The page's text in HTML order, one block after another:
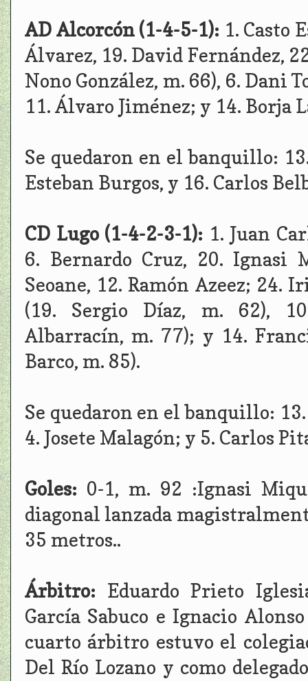
AD Alcorcón (1-4-5-1): 1. Casto
Álvarez, 19. David Fernández,
Nono González, m. 66), 6. Dani
11. Álvaro Jiménez; y 14. Borja
Se quedaron en el banquillo:
Esteban Burgos, y 16. Carlos
CD Lugo (1-4-2-3-1): 1. Juan
6. Bernardo Cruz, 20. Ignasi
Seoane, 12. Ramón Azeez; 24.
(19. Sergio Díaz, m. 62),
Albarracín, m. 77); y 14.
Barco, m. 85).
Se quedaron en el banquillo:
4. Josete Malagón; y 5. Carlos
Goles: 0-1, m. 92 :Ignasi
diagonal lanzada
35 metros..
Árbitro: Eduardo Prieto
García Sabuco e Ignacio
cuarto árbitro estuvo el
Del Río Lozano y como